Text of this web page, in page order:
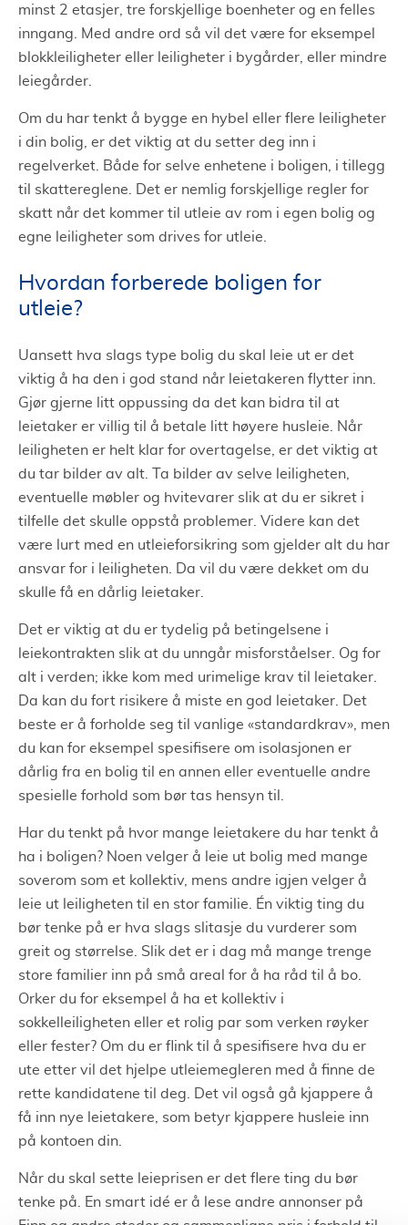
minst 2 etasjer, tre forskjellige boenheter og en felles
inngang. Med andre ord så vil det være for eksempel
blokkleiligheter eller leiligheter i bygårder, eller mindre
leiegårder.
Om du har tenkt å bygge en hybel eller flere leiligheter
i din bolig, er det viktig at du setter deg inn i
regelverket. Både for selve enhetene i boligen, i tillegg
til skattereglene. Det er nemlig forskjellige regler for
skatt når det kommer til utleie av rom i egen bolig og
egne leiligheter som drives for utleie.
Hvordan forberede boligen for
utleie?
Uansett hva slags type bolig du skal leie ut er det
viktig å ha den i god stand når leietakeren flytter inn.
Gjør gjerne litt oppussing da det kan bidra til at
leietaker er villig til å betale litt høyere husleie. Når
leiligheten er helt klar for overtagelse, er det viktig at
du tar bilder av alt. Ta bilder av selve leiligheten,
eventuelle møbler og hvitevarer slik at du er sikret i
tilfelle det skulle oppstå problemer. Videre kan det
være lurt med en utleieforsikring som gjelder alt du har
ansvar for i leiligheten. Da vil du være dekket om du
skulle få en dårlig leietaker.
Det er viktig at du er tydelig på betingelsene i
leiekontrakten slik at du unngår misforståelser. Og for
alt i verden; ikke kom med urimelige krav til leietaker.
Da kan du fort risikere å miste en god leietaker. Det
beste er å forholde seg til vanlige «standardkrav», men
du kan for eksempel spesifisere om isolasjonen er
dårlig fra en bolig til en annen eller eventuelle andre
spesielle forhold som bør tas hensyn til.
Har du tenkt på hvor mange leietakere du har tenkt å
ha i boligen? Noen velger å leie ut bolig med mange
soverom som et kollektiv, mens andre igjen velger å
leie ut leiligheten til en stor familie. Én viktig ting du
bør tenke på er hva slags slitasje du vurderer som
greit og størrelse. Slik det er i dag må mange trenge
store familier inn på små areal for å ha råd til å bo.
Orker du for eksempel å ha et kollektiv i
sokkelleiligheten eller et rolig par som verken røyker
eller fester? Om du er flink til å spesifisere hva du er
ute etter vil det hjelpe utleiemegleren med å finne de
rette kandidatene til deg. Det vil også gå kjappere å
få inn nye leietakere, som betyr kjappere husleie inn
på kontoen din.
Når du skal sette leieprisen er det flere ting du bør
tenke på. En smart idé er å lese andre annonser på